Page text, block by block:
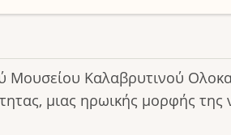
Μουσείου Καλαβρυτινού
μιας ηρωικής μορφής